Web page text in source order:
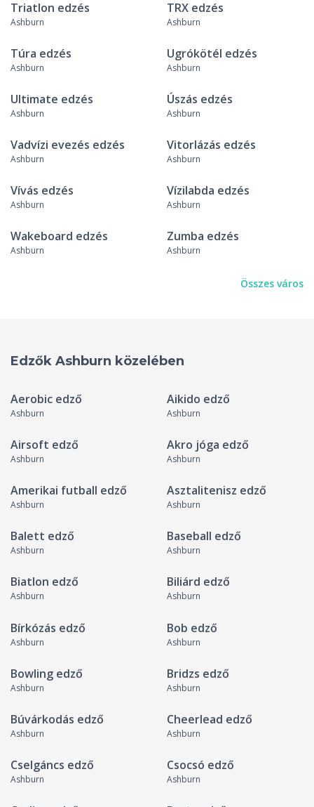
Triatlon edzés
Ashburn
TRX edzés
Ashburn
Túra edzés
Ashburn
Ugrókötél edzés
Ashburn
Ultimate edzés
Ashburn
Úszás edzés
Ashburn
Vadvízi evezés edzés
Ashburn
Vitorlázás edzés
Ashburn
Vívás edzés
Ashburn
Vízilabda edzés
Ashburn
Wakeboard edzés
Ashburn
Zumba edzés
Ashburn
Összes város
Edzők Ashburn közelében
Aerobic edző
Ashburn
Aikido edző
Ashburn
Airsoft edző
Ashburn
Akro jóga edző
Ashburn
Amerikai futball edző
Ashburn
Asztalitenisz edző
Ashburn
Balett edző
Ashburn
Baseball edző
Ashburn
Biatlon edző
Ashburn
Biliárd edző
Ashburn
Bírkózás edző
Ashburn
Bob edző
Ashburn
Bowling edző
Ashburn
Bridzs edző
Ashburn
Búvárkodás edző
Ashburn
Cheerlead edző
Ashburn
Cselgáncs edző
Ashburn
Csocsó edző
Ashburn